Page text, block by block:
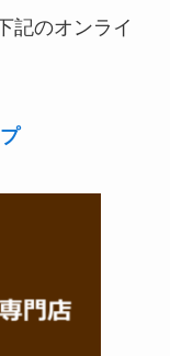
記のオンライ